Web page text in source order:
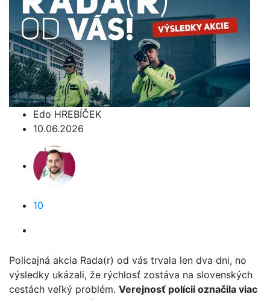
Edo HREBÍČEK
10.06.2026
10
Policajná akcia Rada(r) od vás trvala len dva dni, no
výsledky ukázali, že rýchlosť zostáva na slovenských
cestách veľký problém. Verejnosť polícii označila viac